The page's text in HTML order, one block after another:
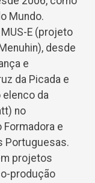
Mundo.
E (projeto
desde
e
da Picada e
elenco da
no
e
Portuguesas.
projetos
produção